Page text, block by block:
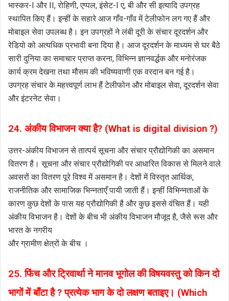
भास्कर-I और II, रोहिणी, एप्पल, इंसेट-I ए, बी और सी इत्यादि उपग्रह
स्थापित किए हैं। इन्हीं के सहारे आज गाँव-गाँव में टेलीफोन लग गए हैं और
मोबाइल सेवा उपलब्ध है। इन उपग्रहों ने लंबी दूरी के संचार दूरदर्शन और
रेडियो को अत्यधिक प्रभावी बना दिया है। आज दूरदर्शन के माध्यम से घर बैठे
सारी दुनिया का समाचार प्राप्त करना, विभिन्न ज्ञानवर्द्धक और मनोरंजक
कार्य क्रम देखना तथा मौसम की भविष्यवाणी एक वरदान बन गई है।
उपग्रह संचार के महत्त्वपूर्ण लाभ हैं टेलीफोन और मोबाइल सेवा, दूरदर्शन सेवा
और इंटरनेट सेवा।
24. अंकीय विभाजन क्या है? (What is digital division ?)
उत्तर-अंकीय विभाजन से तात्पर्य सूचना और संचार प्रौद्योगिकी का असमान
वितरण है। सूचना और संचार प्रौद्योगिकी पर आधारित विकास से मिलने वाले
अवसरों का वितरण पूरे विश्व में असमान है। देशों में विस्तृत आर्थिक,
राजनीतिक और सामाजिक भिन्नताएँ पायी जाती हैं। इन्हीं विभिन्नताओं के
कारण कुछ देशों के पास यह प्रौद्योगिकी है और कुछ इससे वंचित हैं। यही
अंकीय विभाजन है। देशों के बीच भी अंकीय विभाजन मौजूद है, जैसे रूस और
भारत के नगरीय
और ग्रामीण क्षेत्रों के बीच ।
25. फिंच और ट्रिवार्था ने मानव भूगोल की विषयवस्तु को किन दो
भागों में बाँटा है ? प्रत्येक भाग के दो लक्षण बताइए। (Which